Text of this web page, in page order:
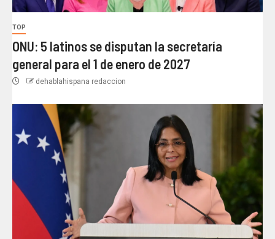
TOP
ONU: 5 latinos se disputan la secretaría
general para el 1 de enero de 2027
dehablahispana redaccion